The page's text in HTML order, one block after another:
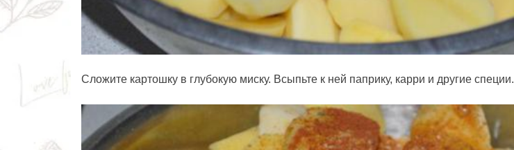
Сложите картошку в глубокую миску. Всыпьте к ней паприку, карри и другие специи.